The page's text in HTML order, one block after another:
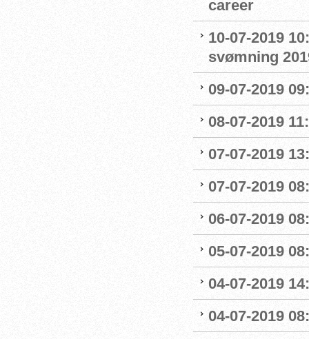
career
10-07-2019
svømning
09-07-2019
08-07-2019
07-07-2019
07-07-2019
06-07-2019
05-07-2019
04-07-2019
04-07-2019